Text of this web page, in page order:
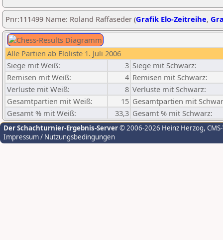
Pnr:111499 Name: Roland Raffaseder (Grafik Elo-Zeitreihe,
Alle Partien ab Eloliste 1. Juli 2006
Siege mit Weiß:
3 Siege mit Schwarz:
Remisen mit Weiß:
4 Remisen mit Schwarz:
Verluste mit Weiß:
8 Verluste mit Schwarz:
Gesamtpartien mit Weiß:
15 Gesamtpartien mit
Gesamt % mit Weiß:
33,3 Gesamt % mit Schwarz:
Der Schachturnier-Ergebnis-Server© 2006-2026 Heinz Herzog,
Impressum / Nutzungsbedingungen